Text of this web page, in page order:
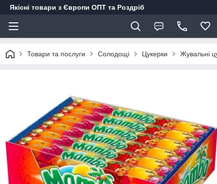
Якісні товари з Європи ОПТ та Роздріб
Товари та послуги Солодощі Цукерки Жувальні